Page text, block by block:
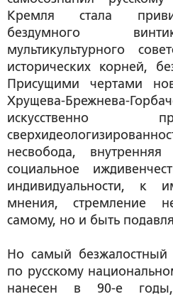
Кремля стала
бездумного
мультикультурного
исторических корней,
Присущими чертами
Хрущева-Брежнева-
искусственно
несвобода, внутренняя
социальное
индивидуальности, к
мнения, стремление
самому, но и быть
Но самый
по русскому
нанесен в 90-е